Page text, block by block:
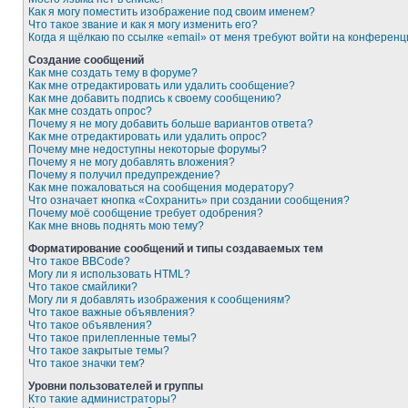
Как я могу поместить изображение под своим именем?
Что такое звание и как я могу изменить его?
Когда я щёлкаю по ссылке «email» от меня требуют войти на
Создание сообщений
Как мне создать тему в форуме?
Как мне отредактировать или удалить сообщение?
Как мне добавить подпись к своему сообщению?
Как мне создать опрос?
Почему я не могу добавить больше вариантов ответа?
Как мне отредактировать или удалить опрос?
Почему мне недоступны некоторые форумы?
Почему я не могу добавлять вложения?
Почему я получил предупреждение?
Как мне пожаловаться на сообщения модератору?
Что означает кнопка «Сохранить» при создании сообщения?
Почему моё сообщение требует одобрения?
Как мне вновь поднять мою тему?
Форматирование сообщений и типы создаваемых тем
Что такое BBCode?
Могу ли я использовать HTML?
Что такое смайлики?
Могу ли я добавлять изображения к сообщениям?
Что такое важные объявления?
Что такое объявления?
Что такое прилепленные темы?
Что такое закрытые темы?
Что такое значки тем?
Уровни пользователей и группы
Кто такие администраторы?